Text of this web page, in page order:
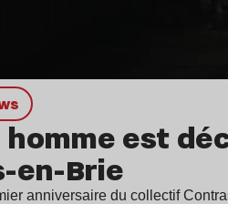
homme est
en-Brie
anniversaire du collectif